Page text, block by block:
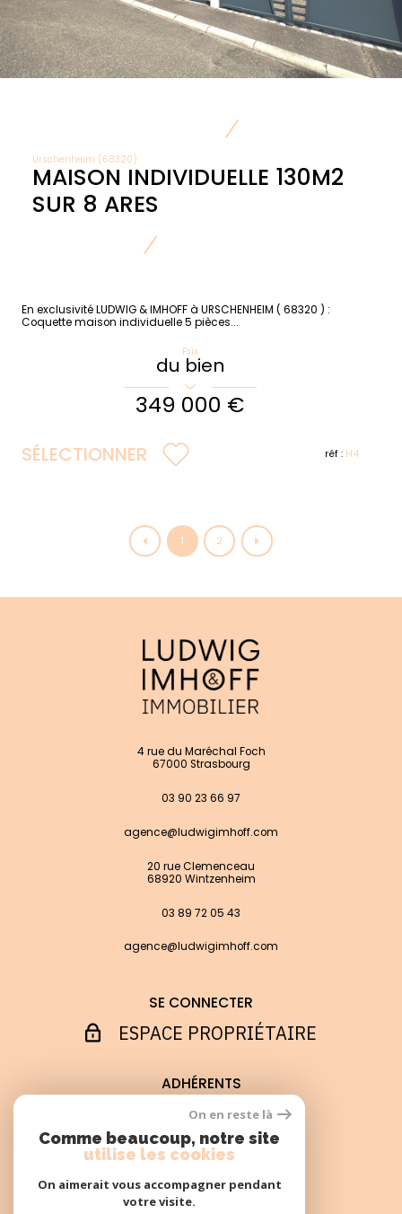
Urschenheim (68320)
MAISON INDIVIDUELLE 130M2
SUR 8 ARES
En exclusivité LUDWIG & IMHOFF à URSCHENHEIM ( 68320 ) :
Coquette maison individuelle 5 pièces...
Prix
du bien
349 000 €
SÉLECTIONNER réf : H4
1 2
03 90 23 66 97
agence@ludwigimhoff.com
4 rue du Maréchal Foch
67000 Strasbourg
03 89 72 05 43
agence@ludwigimhoff.com
20 rue Clemenceau
68920 Wintzenheim
SE CONNECTER
ESPACE PROPRIÉTAIRE
ADHÉRENTS
On en reste là
Comme beaucoup, notre site
utilise les cookies
On aimerait vous accompagner pendant
votre visite.